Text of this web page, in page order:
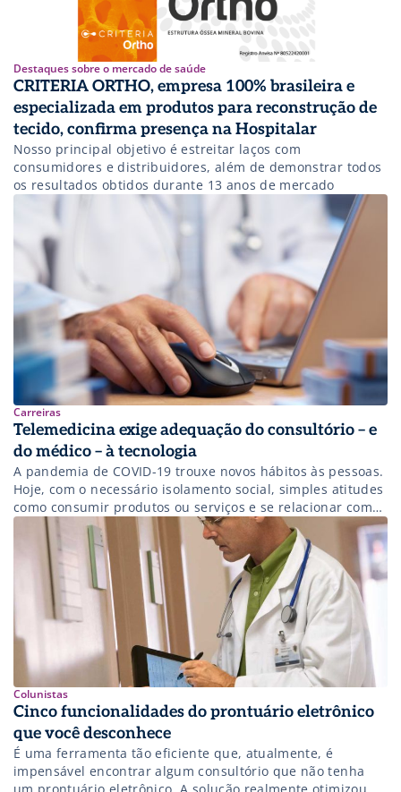
Destaques sobre o mercado de saúde
CRITERIA ORTHO, empresa 100% brasileira e
especializada em produtos para reconstrução de
tecido, confirma presença na Hospitalar
Nosso principal objetivo é estreitar laços com
consumidores e distribuidores, além de demonstrar todos
os resultados obtidos durante 13 anos de mercado
Carreiras
Telemedicina exige adequação do consultório – e
do médico – à tecnologia
A pandemia de COVID-19 trouxe novos hábitos às pessoas.
Hoje, com o necessário isolamento social, simples atitudes
como consumir produtos ou serviços e se relacionar com
amigos e familiares são feitas no ambiente on-line graças
às ferramentas de tecnologia. O mesmo acontece na área
da saúde. Enquanto grande parte de médicos e
enfermeiras atua na […]
Colunistas
Cinco funcionalidades do prontuário eletrônico
que você desconhece
É uma ferramenta tão eficiente que, atualmente, é
impensável encontrar algum consultório que não tenha
um prontuário eletrônico. A solução realmente otimizou o